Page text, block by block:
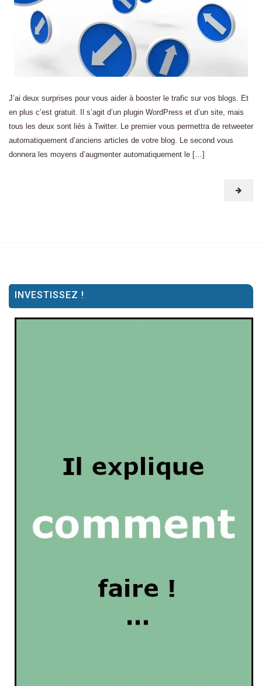
J’ai deux surprises pour vous aider à booster le trafic sur vos blogs. Et
en plus c’est gratuit. Il s’agit d’un plugin WordPress et d’un site, mais
tous les deux sont liés à Twitter. Le premier vous permettra de retweeter
automatiquement d’anciens articles de votre blog. Le second vous
donnera les moyens d’augmenter automatiquement le […]
INVESTISSEZ !